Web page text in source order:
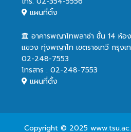
แผนที่ตั้ง
อาคารพญาไทพลาซ่า ชั้น 14 ห้
แขวง ทุ่งพญาไท เขตราชเทวี กรุง
02-248-7553
โทรสาร : 02-248-7553
แผนที่ตั้ง
Copyright © 2025